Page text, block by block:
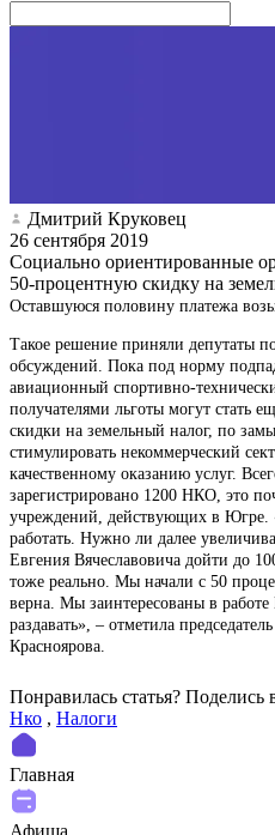
Дмитрий Круковец
26 сентября 2019
Социально ориентированные
50-процентную скидку на
Оставшуюся половину платежа
Такое решение приняли депутаты
обсуждений. Пока под норму
авиационный спортивно-
получателями льготы могут стать
скидки на земельный налог, по
стимулировать некоммерческий
качественному оказанию услуг.
зарегистрировано 1200 НКО, это
учреждений, действующих в Югре.
работать. Нужно ли далее
Евгения Вячеславовича дойти до
тоже реально. Мы начали с 50
верна. Мы заинтересованы в
раздавать», – отметила
Красноярова.
Понравилась статья? Поделиcь
Нко , Налоги
Главная
Афиша